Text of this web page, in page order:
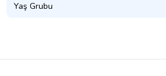
Yaş Grubu